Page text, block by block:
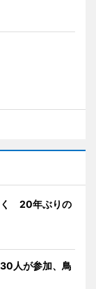
く 20年ぶりの
人が参加、鳥